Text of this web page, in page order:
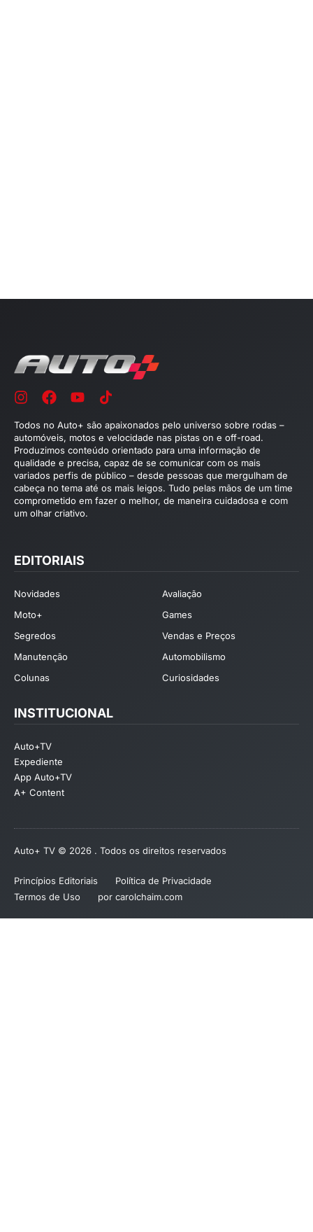
Todos no Auto+ são apaixonados pelo universo sobre rodas –
automóveis, motos e velocidade nas pistas on e off-road.
Produzimos conteúdo orientado para uma informação de
qualidade e precisa, capaz de se comunicar com os mais
variados perfis de público – desde pessoas que mergulham de
cabeça no tema até os mais leigos. Tudo pelas mãos de um time
comprometido em fazer o melhor, de maneira cuidadosa e com
um olhar criativo.
EDITORIAIS
Novidades
Avaliação
Moto+
Games
Segredos
Vendas e Preços
Manutenção
Automobilismo
Colunas
Curiosidades
INSTITUCIONAL
Auto+TV
Expediente
App Auto+TV
A+ Content
Auto+ TV © 2026 . Todos os direitos reservados
Princípios Editoriais
Política de Privacidade
Termos de Uso
por carolchaim.com